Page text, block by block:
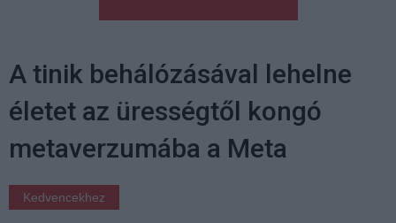
A tinik behálózásával lehelne
életet az ürességtől kongó
metaverzumába a Meta
Kedvencekhez